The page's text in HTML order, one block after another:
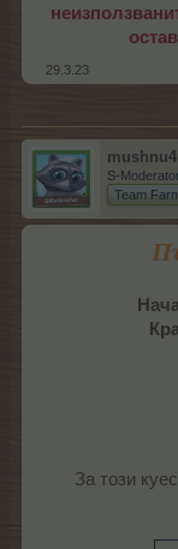
29.3.23
S-
Team
За този